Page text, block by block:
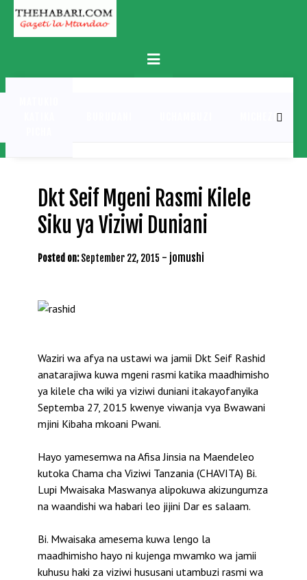
Skip
content
Primary
Menu
MICHEZO
Dkt Seif Mgeni Rasmi Kilele
Siku ya Viziwi Duniani
Posted on: September 22, 2015 - jomushi
Waziri wa afya na ustawi wa jamii Dkt Seif Rashid
anatarajiwa kuwa mgeni rasmi katika maadhimisho
ya kilele cha wiki ya viziwi duniani itakayofanyika
Septemba 27, 2015 kwenye viwanja vya Bwawani
mjini Kibaha mkoani Pwani.
Hayo yamesemwa na Afisa Jinsia na Maendeleo
kutoka Chama cha Viziwi Tanzania (CHAVITA) Bi.
Lupi Mwaisaka Maswanya alipokuwa akizungumza
na waandishi wa habari leo jijini Dar es salaam.
Bi. Mwaisaka amesema kuwa lengo la
maadhimisho hayo ni kujenga mwamko wa jamii
kuhusu haki za viziwi hususani utambuzi rasmi wa